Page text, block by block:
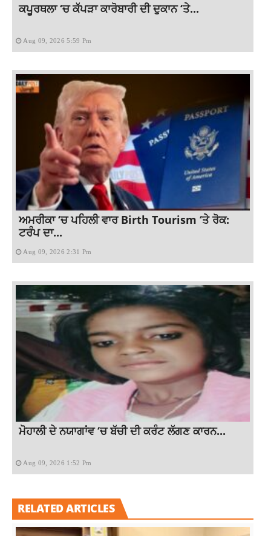
ਕਪੂਰਥਲਾ ‘ਚ ਕੱਪੜਾ ਕਾਰੋਬਾਰੀ ਦੀ ਦੁਕਾਨ ‘ਤੇ...
Aug 09, 2026 5:59 Pm
ਅਮਰੀਕਾ ‘ਚ ਪਹਿਲੀ ਵਾਰ Birth Tourism ‘ਤੇ ਰੋਕ:
ਟਰੰਪ ਦਾ...
Aug 09, 2026 2:31 Pm
ਮੋਹਾਲੀ ਦੇ ਨਯਾਗਾਂਵ ‘ਚ ਬੱਚੀ ਦੀ ਕਰੰਟ ਲੱਗਣ ਕਾਰਨ...
Aug 09, 2026 1:52 Pm
RELATED ARTICLES